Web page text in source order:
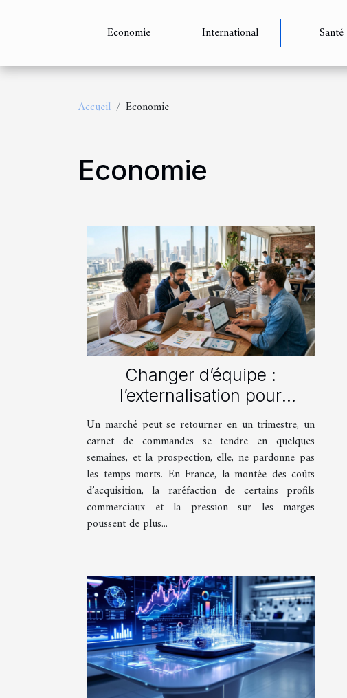
Economie International Santé
Accueil Economie
Economie
Changer d’équipe :
l’externalisation pour
réinventer la prospection
Un marché peut se retourner en un trimestre, un
carnet de commandes se tendre en quelques
semaines, et la prospection, elle, ne pardonne pas
les temps morts. En France, la montée des coûts
d’acquisition, la raréfaction de certains profils
commerciaux et la pression sur les marges
poussent de plus...